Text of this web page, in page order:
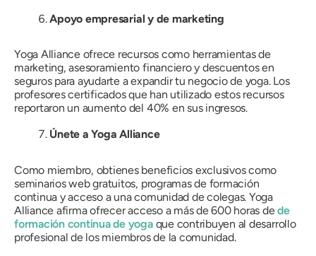
Apoyo empresarial y de marketing
Yoga Alliance ofrece recursos como herramientas de
marketing, asesoramiento financiero y descuentos en
seguros para ayudarte a expandir tu negocio de yoga. Los
profesores certificados que han utilizado estos recursos
reportaron un aumento del 40% en sus ingresos.
Únete a Yoga Alliance
Como miembro, obtienes beneficios exclusivos como
seminarios web gratuitos, programas de formación
continua y acceso a una comunidad de colegas. Yoga
Alliance afirma ofrecer acceso a más de 600 horas dede
formación continua de yogaque contribuyen al desarrollo
profesional de los miembros de la comunidad.